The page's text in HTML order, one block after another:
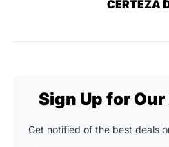
CERTEZA
Sign Up for
Get notified of the best deals